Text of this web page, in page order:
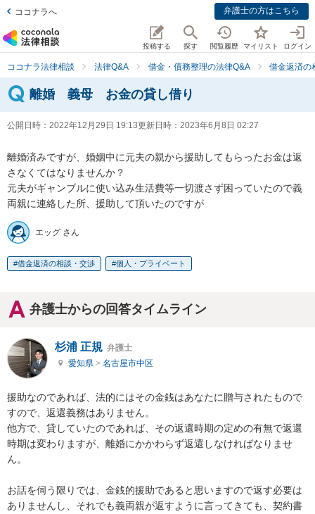
ココナラへ 弁護士の方はこちら
投稿する 探す 閲覧履歴 マイリスト ログイン
ココナラ法律相談 法律Q&A 借金・債務整理の法律Q&A 借金返済の
離婚 義母 お金の貸し借り
公開日時： 2022年12月29日 19:13更新日時： 2023年6月8日 02:27
離婚済みですが、婚姻中に元夫の親から援助してもらったお金は返
さなくてはなりませんか？
元夫がギャンブルに使い込み生活費等一切渡さず困っていたので義
両親に連絡した所、援助して頂いたのですが
エッグ さん
借金返済の相談・交渉 個人・プライベート
弁護士からの回答タイムライン
杉浦 正規 弁護士
愛知県 > 名古屋市中区
援助なのであれば、法的にはその金銭はあなたに贈与されたもので
すので、返還義務はありません。
他方で、貸していたのであれば、その返還時期の定めの有無で返還
時期は変わりますが、離婚にかかわらず返還しなければなりませ
ん。
お話を伺う限りでは、金銭的援助であると思いますので返す必要は
ありませんし、それでも義両親が返すように言ってきても、契約書